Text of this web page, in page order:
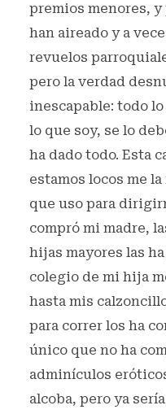
premios menores,
han aireado y a
revuelos
pero la verdad
inescapable: todo
lo que soy, se lo
ha dado todo. Esta
estamos locos me
que uso para
compró mi madre,
hijas mayores las
colegio de mi hija
hasta mis
para correr los ha
único que no ha
adminículos
alcoba, pero ya